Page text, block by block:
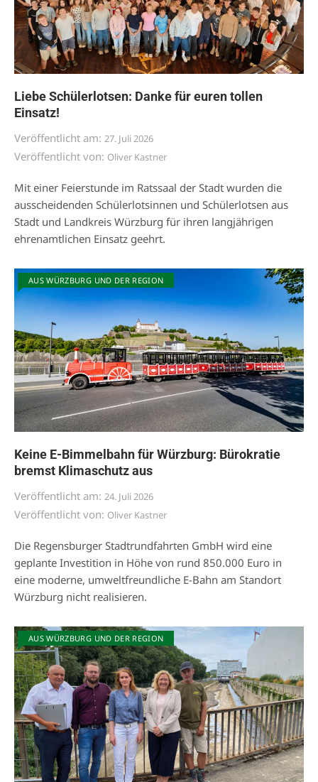
Liebe Schülerlotsen: Danke für euren tollen
Einsatz!
Veröffentlicht am: 27. Juli 2026
Veröffentlicht von: Oliver Kastner
Mit einer Feierstunde im Ratssaal der Stadt wurden die
ausscheidenden Schülerlotsinnen und Schülerlotsen aus
Stadt und Landkreis Würzburg für ihren langjährigen
ehrenamtlichen Einsatz geehrt.
AUS WÜRZBURG UND DER REGION
Keine E-Bimmelbahn für Würzburg: Bürokratie
bremst Klimaschutz aus
Veröffentlicht am: 24. Juli 2026
Veröffentlicht von: Oliver Kastner
Die Regensburger Stadtrundfahrten GmbH wird eine
geplante Investition in Höhe von rund 850.000 Euro in
eine moderne, umweltfreundliche E-Bahn am Standort
Würzburg nicht realisieren.
AUS WÜRZBURG UND DER REGION